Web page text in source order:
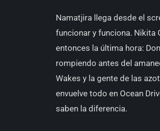
Namatjira llega desde el
funcionar y funciona. Nikita
entonces la última hora:
rompiendo antes del
Wakes y la gente de las
envuelve todo en Ocean
saben la diferencia.